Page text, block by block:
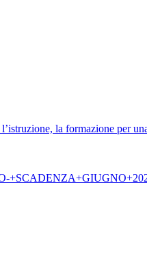
la formazione per